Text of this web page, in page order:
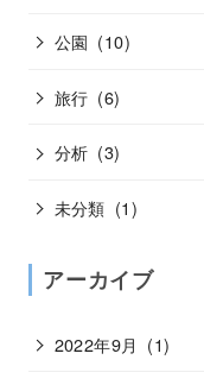
公園 (10)
旅行 (6)
分析 (3)
未分類 (1)
アーカイブ
2022年9月 (1)